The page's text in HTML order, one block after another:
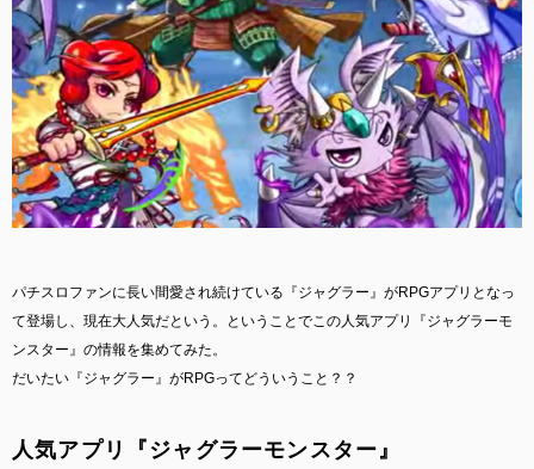
パチスロファンに長い間愛され続けている『ジャグラー』がRPGアプリとなっ
て登場し、現在大人気だという。
ということでこの人気アプリ『ジャグラーモ
ンスター』の情報を集めてみた。
だいたい『ジャグラー』がRPGってどういうこと？？
人気アプリ『ジャグラーモンスター』